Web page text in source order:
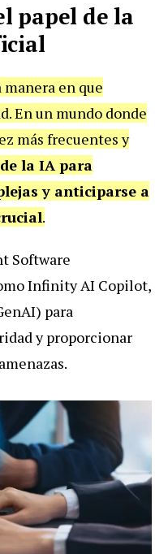
papel de la
en que
En un mundo donde
más frecuentes y
la IA para
y anticiparse a
.
Software
Infinity AI Copilot,
para
y proporcionar